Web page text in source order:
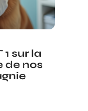
sur la
de nos